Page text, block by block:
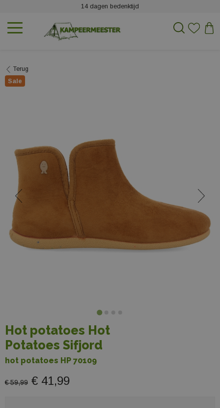
14 dagen bedenktijd
Terug
Sale
Hot potatoes Hot
Potatoes Sifjord
hot potatoes HP 70109
€ 59,99 € 41,99